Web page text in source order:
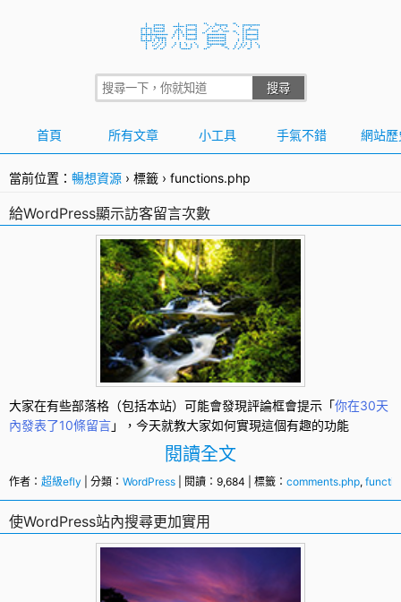
首頁 所有文章 小工具 手氣不錯 網站歷
當前位置： 暢想資源 › 標籤 › functions.php
給WordPress顯示訪客留言次數
大家在有些部落格（包括本站）可能會發現評論框會提示「你在30天
內發表了10條留言」，今天就教大家如何實現這個有趣的功能
閱讀全文
作者： 超級efly | 分類： WordPress | 閱讀：9,684 | 標籤： comments.php,
使WordPress站內搜尋更加實用